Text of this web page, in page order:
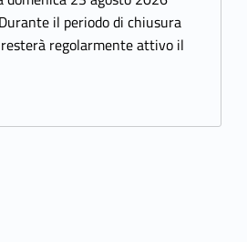
il periodo di chiusura
regolarmente attivo il